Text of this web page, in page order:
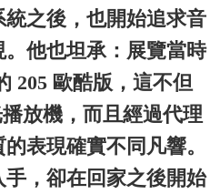
之後，也開始追求音
他也坦承：展覽當時
205 歐酷版，這不但
放機，而且經過代理
表現確實不同凡響。
，卻在回家之後開始